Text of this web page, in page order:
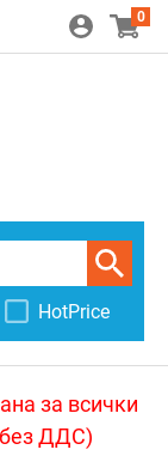
0
HotPrice
за всички
ДДС)